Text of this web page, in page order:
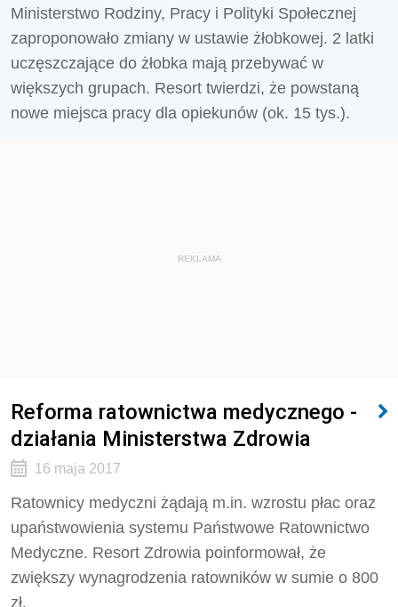
Ministerstwo Rodziny, Pracy i Polityki Społecznej
zaproponowało zmiany w ustawie żłobkowej. 2 latki
uczęszczające do żłobka mają przebywać w
większych grupach. Resort twierdzi, że powstaną
nowe miejsca pracy dla opiekunów (ok. 15 tys.).
REKLAMA
Reforma ratownictwa medycznego -
działania Ministerstwa Zdrowia
16 maja 2017
Ratownicy medyczni żądają m.in. wzrostu płac oraz
upaństwowienia systemu Państwowe Ratownictwo
Medyczne. Resort Zdrowia poinformował, że
zwiększy wynagrodzenia ratowników w sumie o 800
zł.